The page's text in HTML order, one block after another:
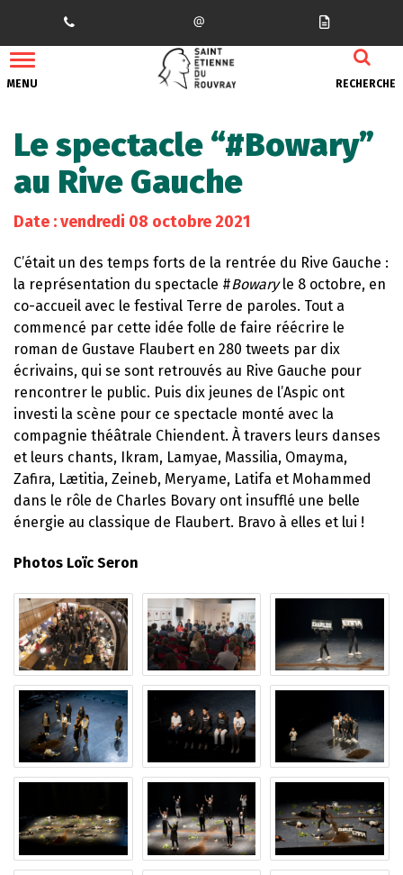
MENU RECHERCHE
Le spectacle “#Bowary”
au Rive Gauche
Date : vendredi 08 octobre 2021
C’était un des temps forts de la rentrée du Rive Gauche :
la représentation du spectacle #Bowaryle 8 octobre, en
co-accueil avec le festival Terre de paroles. Tout a
commencé par cette idée folle de faire réécrire le
roman de Gustave Flaubert en 280 tweets par dix
écrivains, qui se sont retrouvés au Rive Gauche pour
rencontrer le public. Puis dix jeunes de l’Aspic ont
investi la scène pour ce spectacle monté avec la
compagnie théâtrale Chiendent. À travers leurs danses
et leurs chants, Ikram, Lamyae, Massilia, Omayma,
Zafira, Lætitia, Zeineb, Meryame, Latifa et Mohammed
dans le rôle de Charles Bovary ont insufflé une belle
énergie au classique de Flaubert. Bravo à elles et lui !
Photos Loïc Seron